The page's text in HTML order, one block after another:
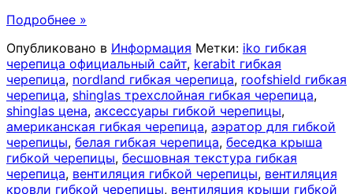
Подробнее »
Опубликовано в Информация Метки: iko гибкая
черепица официальный сайт, kerabit гибкая
черепица, nordland гибкая черепица, roofshield гибкая
черепица, shinglas трехслойная гибкая черепица,
shinglas цена, аксессуары гибкой черепицы,
американская гибкая черепица, аэратор для гибкой
черепицы, белая гибкая черепица, беседка крыша
гибкой черепицы, бесшовная текстура гибкая
черепица, вентиляция гибкой черепицы, вентиляция
кровли гибкой черепицы, вентиляция крыши гибкой